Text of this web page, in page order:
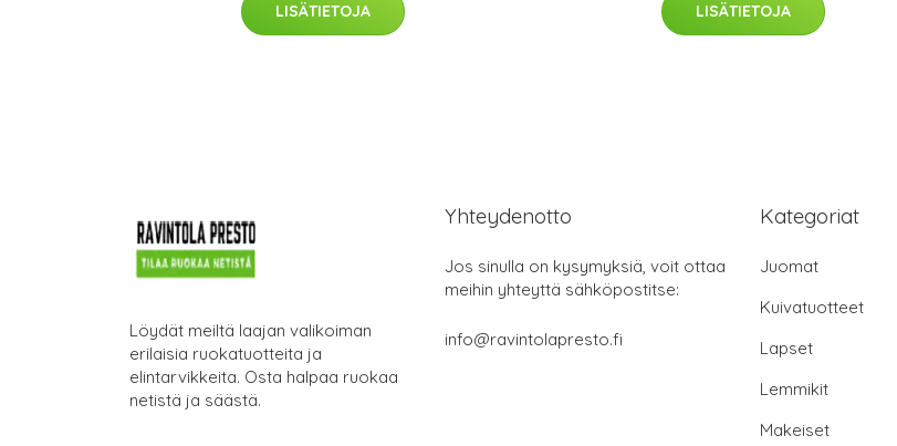
LISÄTIETOJA LISÄTIETOJA
Löydät meiltä laajan valikoiman
erilaisia ruokatuotteita ja
elintarvikkeita. Osta halpaa ruokaa
netistä ja säästä.
Yhteydenotto
Jos sinulla on kysymyksiä, voit ottaa
meihin yhteyttä sähköpostitse:
info@ravintolapresto.fi
Kategoriat
Juomat
Kuivatuotteet
Lapset
Lemmikit
Makeiset